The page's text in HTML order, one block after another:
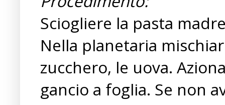
Sciogliere la pasta
Nella planetaria
zucchero, le uova.
gancio a foglia. Se non